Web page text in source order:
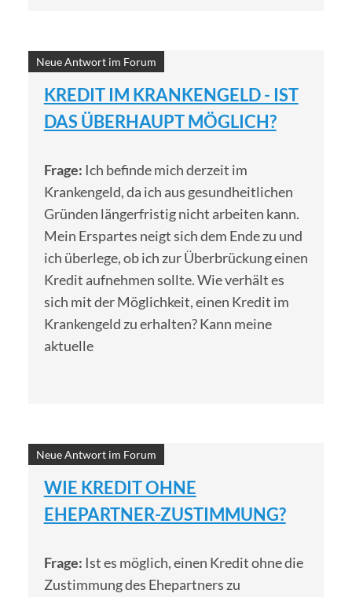
Neue Antwort im Forum
KREDIT IM KRANKENGELD - IST
DAS ÜBERHAUPT MÖGLICH?
Frage: Ich befinde mich derzeit im
Krankengeld, da ich aus gesundheitlichen
Gründen längerfristig nicht arbeiten kann.
Mein Erspartes neigt sich dem Ende zu und
ich überlege, ob ich zur Überbrückung einen
Kredit aufnehmen sollte. Wie verhält es
sich mit der Möglichkeit, einen Kredit im
Krankengeld zu erhalten? Kann meine
aktuelle
Neue Antwort im Forum
WIE KREDIT OHNE
EHEPARTNER-ZUSTIMMUNG?
Frage: Ist es möglich, einen Kredit ohne die
Zustimmung des Ehepartners zu